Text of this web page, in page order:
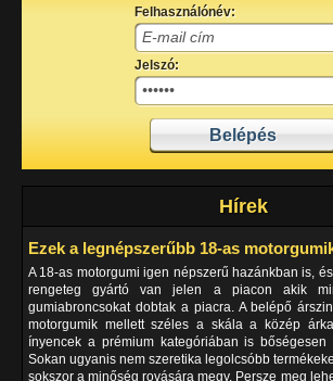
Felhasználónév:
Jelszó:
Hírek
Ezek a legnépszerűbb 18-as
A 18-as motorgumi igen népszerű hazánkban is,
rengeteg gyártó van jelen a piacon akik
gumiabroncsokat dobtak a piacra. A belépő
motorgumik mellett széles a skála a közép
ínyencek a prémium kategóriában is bőségesen
Sokan ugyanis nem szeretika legolcsóbb
sokszor a minőség rovására megy. Persze meg